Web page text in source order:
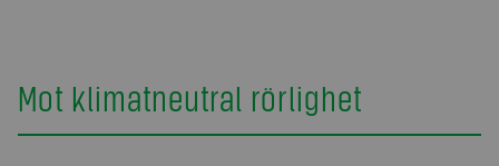
Mot klimatneutral rörlighet